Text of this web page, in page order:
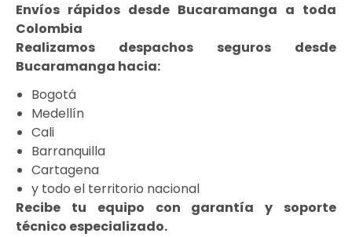
Envíos rápidos desde Bucaramanga a toda
Colombia
Realizamos despachos seguros desde
Bucaramanga hacia:
Bogotá
Medellín
Cali
Barranquilla
Cartagena
y todo el territorio nacional
Recibe tu equipo con garantía y soporte
técnico especializado.